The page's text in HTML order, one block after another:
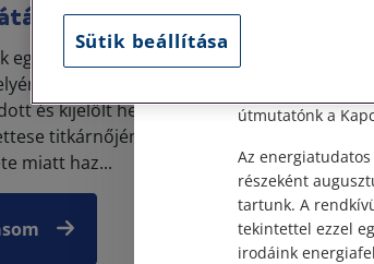
a tudtunk nélkül
egy pénteki napon rosszul lett a
Mivel a felettese szabadságon
és kijelölt helyettese nem volt,
titkárnőjének jelezte, hogy
miatt haz...
Személyes
után, szerdai
útmutatónk a
Az
részeként
tartunk. A
tekintettel ezzel
irodáink
Sütik beállítása